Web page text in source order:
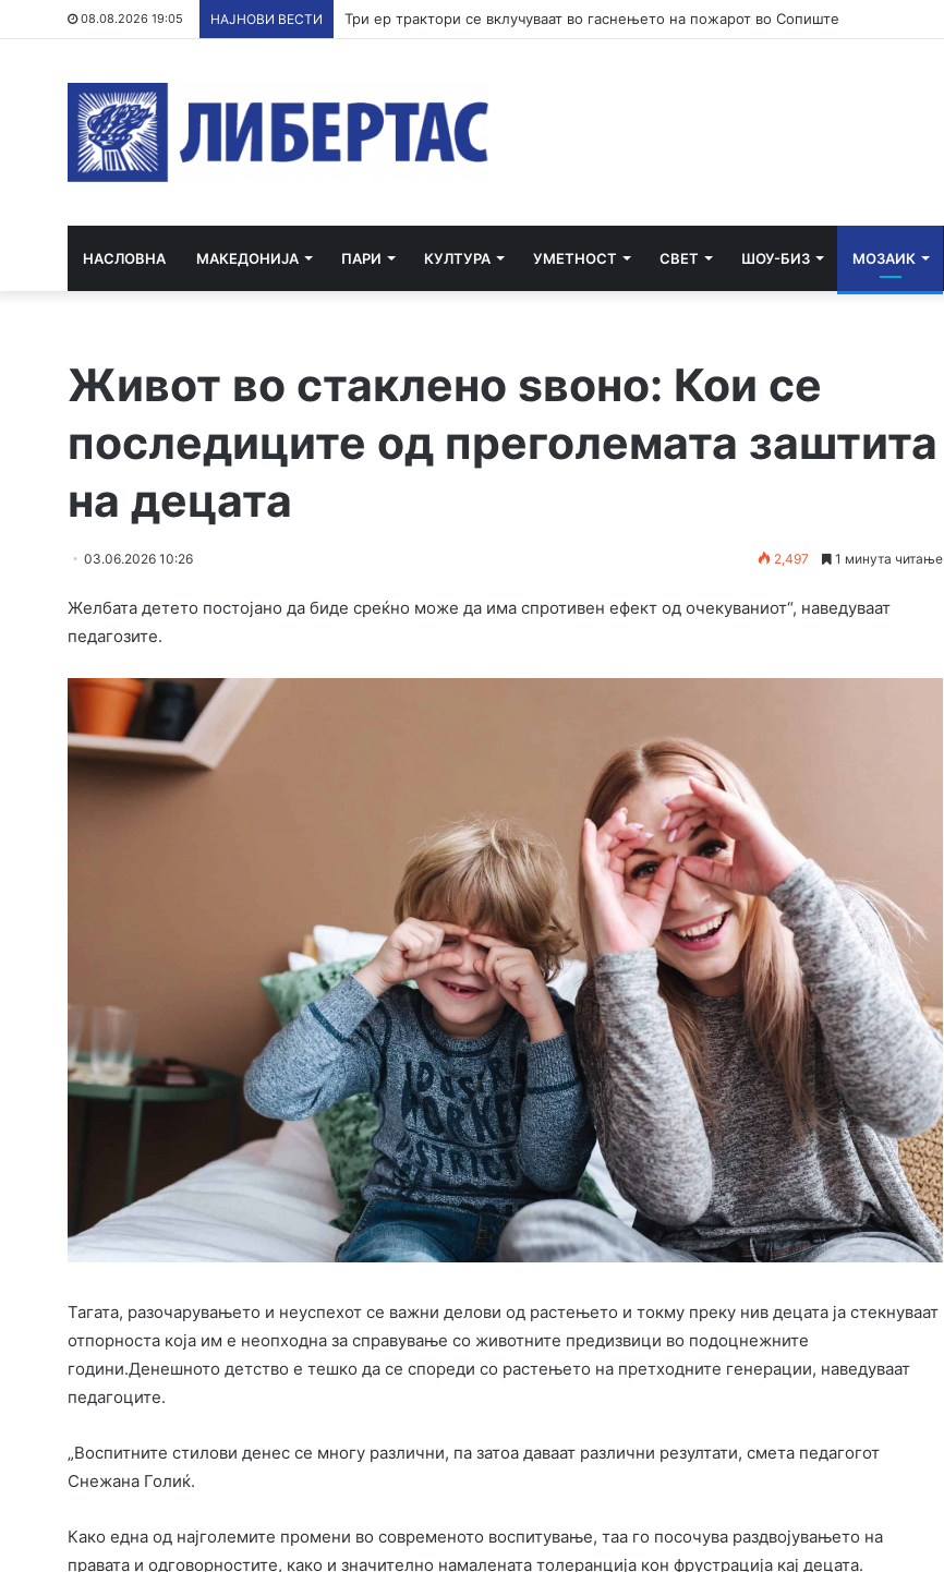
08.08.2026 19:05 НАЈНОВИ ВЕСТИ
НАСЛОВНА МАКЕДОНИЈА ПАРИ КУЛТУРА УМЕТНОСТ СВЕТ ШОУ-БИЗ МОЗАИК
Живот во стаклено ѕвоно: Кои се
последиците од преголемата заштита
на децата
03.06.2026 10:26 2,497 1 минута читање
Желбата детето постојано да биде среќно може да има спротивен ефект од очекуваниот“, наведуваат
педагозите.
Тагата, разочарувањето и неуспехот се важни делови од растењето и токму преку нив децата ја стекнуваат
отпорноста која им е неопходна за справување со животните предизвици во подоцнежните
години.Денешното детство е тешко да се спореди со растењето на претходните генерации, наведуваат
педагоците.
„Воспитните стилови денес се многу различни, па затоа даваат различни резултати, смета педагогот
Снежана Голиќ.
Како една од најголемите промени во современото воспитување, таа го посочува раздвојувањето на
правата и одговорностите, како и значително намалената толеранција кон фрустрација кај децата.